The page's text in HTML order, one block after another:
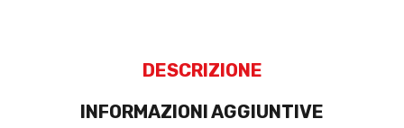
DESCRIZIONE
INFORMAZIONI AGGIUNTIVE